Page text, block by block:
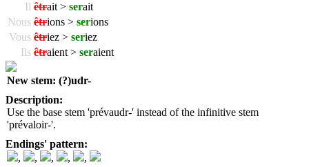
Il êtrait > serait
Nous êtrions > serions
Vous êtriez > seriez
Ils êtraient > seraient
New stem: (?)udr-
Description:
Use the base stem 'prévaudr-' instead of the infinitive stem
'prévaloir-'.
Endings' pattern:
,
, , ,
,